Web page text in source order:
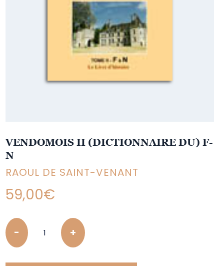
VENDOMOIS II (DICTIONNAIRE DU) F-
N
RAOUL DE SAINT-VENANT
59,00€
Quantity